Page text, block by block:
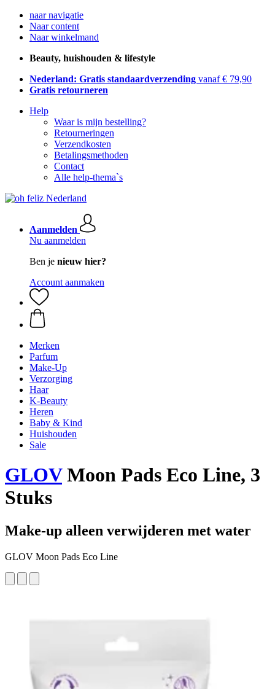
naar navigatie
Naar content
Naar winkelmand
Beauty, huishouden & lifestyle
Nederland: Gratis standaardverzending vanaf € 79,90
Gratis retourneren
Help
Waar is mijn bestelling?
Retourneringen
Verzendkosten
Betalingsmethoden
Contact
Alle help-thema`s
Aanmelden
Nu aanmelden
Ben je nieuw hier?
Account aanmaken
Merken
Parfum
Make-Up
Verzorging
Haar
K-Beauty
Heren
Baby & Kind
Huishouden
Sale
GLOVMoon Pads Eco Line, 3
Stuks
Make-up alleen verwijderen met water
GLOV Moon Pads Eco Line